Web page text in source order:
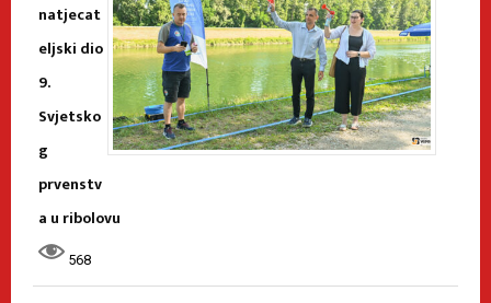
natjecat
eljski dio
9.
Svjetsko
g
prvenstv
a u ribolovu
568